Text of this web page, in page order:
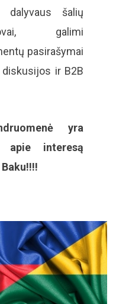
dalyvaus šalių
galimi
pasirašymai
diskusijos ir B2B
yra
apie interesą